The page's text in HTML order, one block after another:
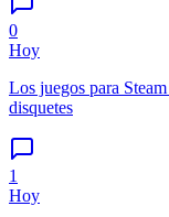
0
Hoy
Los juegos para
disquetes
1
Hoy